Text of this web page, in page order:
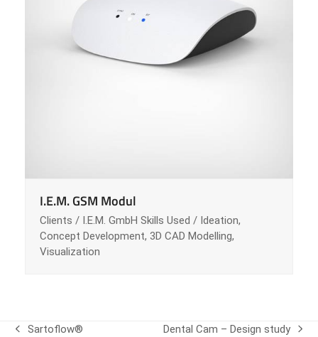
I.E.M. GSM Modul
Clients / I.E.M. GmbH Skills Used / Ideation,
Concept Development, 3D CAD Modelling,
Visualization
Sartoflow® Dental Cam – Design study